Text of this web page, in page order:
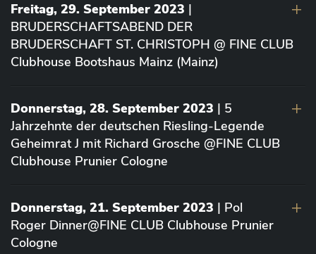
Freitag, 29. September 2023 |
BRUDERSCHAFTSABEND DER
BRUDERSCHAFT ST. CHRISTOPH @ FINE CLUB
Clubhouse Bootshaus Mainz (Mainz)
Donnerstag, 28. September 2023 | 5
Jahrzehnte der deutschen Riesling-Legende
Geheimrat J mit Richard Grosche @FINE CLUB
Clubhouse Prunier Cologne
Donnerstag, 21. September 2023 | Pol
Roger Dinner@FINE CLUB Clubhouse Prunier
Cologne